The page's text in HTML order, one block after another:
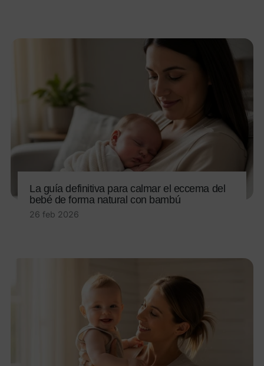
La guía definitiva para calmar el eccema del
bebé de forma natural con bambú
26 feb 2026